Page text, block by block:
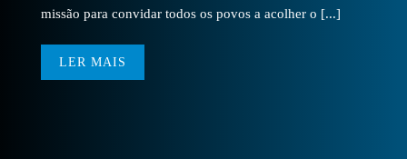
missão para convidar todos os povos a acolher o [...]
LER MAIS